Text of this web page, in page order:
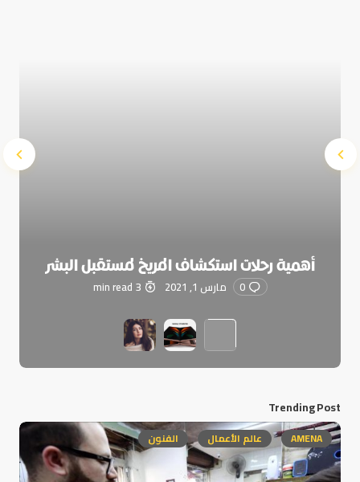
أهمية رحلات استكشاف المريخ لمستقبل البشر
0 مارس 1, 2021 3 min read
Trending Post
AMENA عالم الأعمال الفنون